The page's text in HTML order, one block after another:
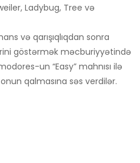
Ladybug, Tree və
və qarışıqlıqdan sonra
göstərmək məcburiyyətində
un “Easy” mahnısı ilə
qalmasına səs verdilər.